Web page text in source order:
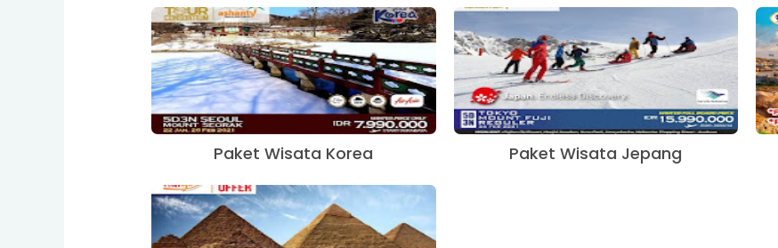
Paket Wisata Korea Paket Wisata Jepang